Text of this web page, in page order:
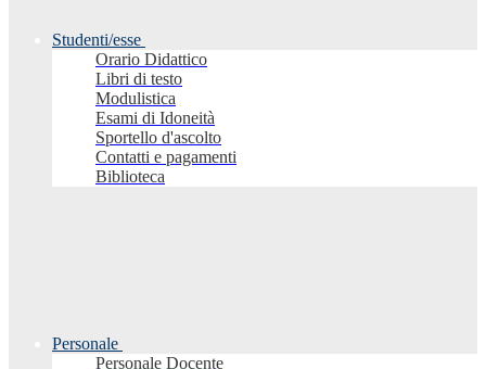
Studenti/esse
Orario Didattico
Libri di testo
Modulistica
Esami di Idoneità
Sportello d'ascolto
Contatti e pagamenti
Biblioteca
Personale
Personale Docente